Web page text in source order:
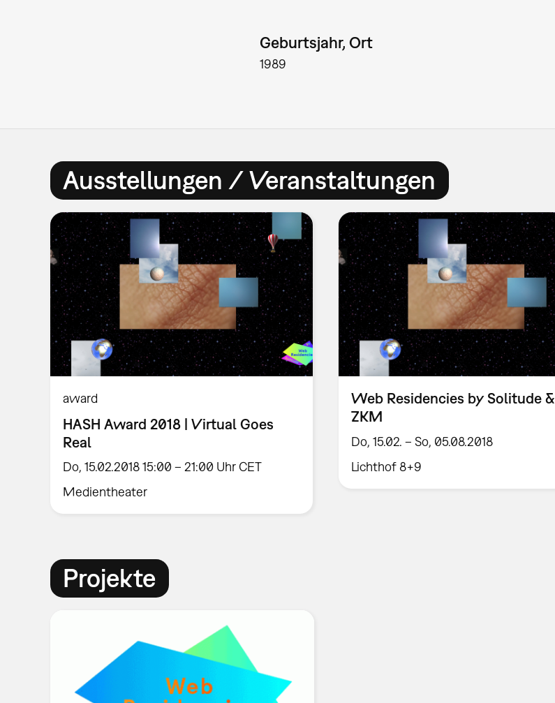
Geburtsjahr, Ort
1989
Ausstellungen / Veranstaltungen
award
HASH Award 2018 | Virtual Goes
Real
Do, 15.02.2018 15:00 – 21:00 Uhr CET
Medientheater
Web Residencies by Solitude &
ZKM
Do, 15.02. – So, 05.08.2018
Lichthof 8+9
Projekte